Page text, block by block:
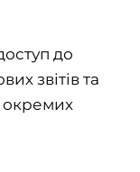
до
звітів та
окремих